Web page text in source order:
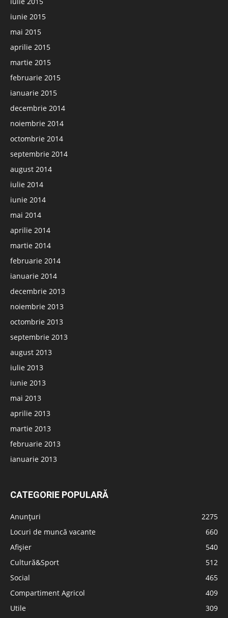
iunie 2015
mai 2015
aprilie 2015
martie 2015
februarie 2015
ianuarie 2015
decembrie 2014
noiembrie 2014
octombrie 2014
septembrie 2014
august 2014
iulie 2014
iunie 2014
mai 2014
aprilie 2014
martie 2014
februarie 2014
ianuarie 2014
decembrie 2013
noiembrie 2013
octombrie 2013
septembrie 2013
august 2013
iulie 2013
iunie 2013
mai 2013
aprilie 2013
martie 2013
februarie 2013
ianuarie 2013
CATEGORIE POPULARĂ
Anunțuri
2275
Locuri de muncă vacante
660
Afișier
540
Cultură&Sport
512
Social
465
Compartiment Agricol
409
Utile
309